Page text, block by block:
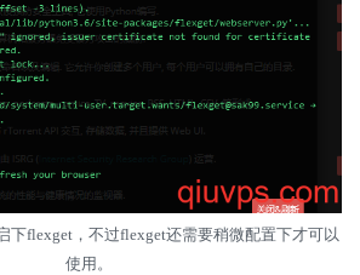
下flexget，不过flexget还需要稍微配置下才可以
使用。